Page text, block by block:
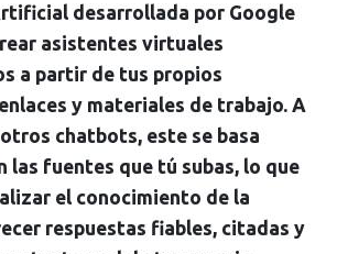
desarrollada por Google
asistentes virtuales
a partir de tus propios
y materiales de trabajo. A
chatbots, este se basa
las fuentes que tú subas, lo que
el conocimiento de la
respuestas fiables, citadas y